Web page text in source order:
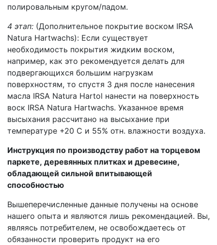
полировальным кругом/падом.
4 этап: (Дополнительное покрытие воском IRSA
Natura Hartwachs): Если существует
необходимость покрытия жидким воском,
например, как это рекомендуется делать для
подвергающихся большим нагрузкам
поверхностям, то спустя 3 дня после нанесения
масла IRSA Natura Hartol нанести на поверхность
воск IRSA Natura Hartwachs. Указанное время
высыхания рассчитано на высыхание при
температуре +20 С и 55% отн. влажности воздуха.
Инструкция по производству работ на торцевом
паркете, деревянных плитках и древесине,
обладающей сильной впитывающей
способностью
Вышеперечисленные данные получены на основе
нашего опыта и являются лишь рекомендацией. Вы,
являясь потребителем, не освобождаетесь от
обязанности проверить продукт на его